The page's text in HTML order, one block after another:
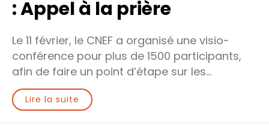
: Appel à la prière
Le 11 février, le CNEF a organisé une visio-
conférence pour plus de 1500 participants,
afin de faire un point d’étape sur les…
Lire la suite